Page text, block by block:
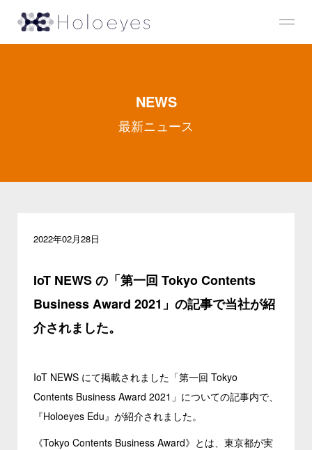
NEWS
最新ニュース
2022年02月28日
IoT NEWS の「第一回 Tokyo Contents
Business Award 2021」の記事で当社が紹
介されました。
IoT NEWS にて掲載されました「第一回 Tokyo
Contents Business Award 2021」についての記事内で、
『Holoeyes Edu』が紹介されました。
《Tokyo Contents Business Award》とは、東京都が実